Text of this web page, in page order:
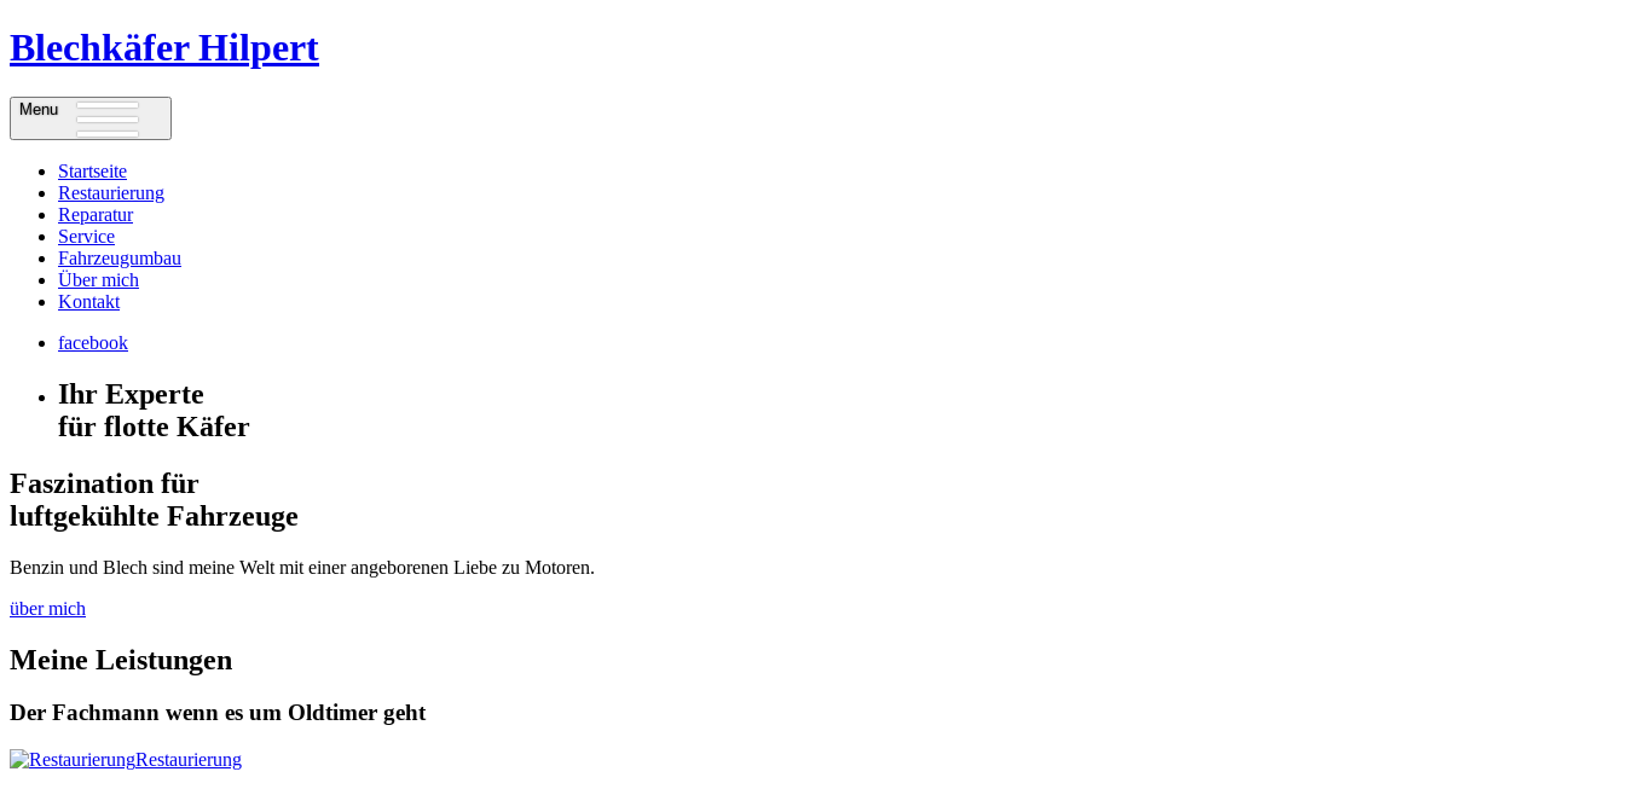
Blechkäfer Hilpert
Menu
Startseite
Restaurierung
Reparatur
Service
Fahrzeugumbau
Über mich
Kontakt
facebook
Ihr Experte
für flotte Käfer
Faszination für
luftgekühlte Fahrzeuge
Benzin und Blech sind meine Welt mit einer angeborenen Liebe zu Motoren.
über mich
Meine Leistungen
Der Fachmann wenn es um Oldtimer geht
Restaurierung